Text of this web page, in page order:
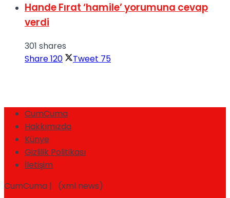
Hande Fırat ‘hamile’ yorumuna cevap
verdi
301 shares
Share120 Tweet 75
CumCuma
Hakkımızda
Künye
Gizlilik Politikası
İletişim
CumCuma | (xml news)